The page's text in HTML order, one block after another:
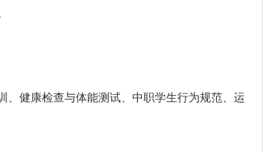
健康检查与体能测试、中职学生行为规范、运